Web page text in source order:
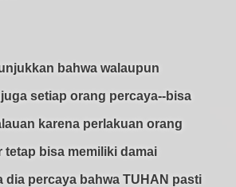
bahwa walaupun
setiap orang percaya--bisa
karena perlakuan orang
tetap bisa memiliki damai
dia percaya bahwa TUHAN pasti